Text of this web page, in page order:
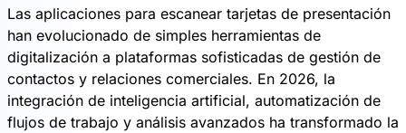
Las aplicaciones para escanear tarjetas de presentación
han evolucionado de simples herramientas de
digitalización a plataformas sofisticadas de gestión de
contactos y relaciones comerciales. En 2026, la
integración de inteligencia artificial, automatización de
flujos de trabajo y análisis avanzados ha transformado la